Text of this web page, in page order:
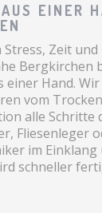
EINER
Stress, Zeit
Bergkirchen
einer Hand.
vom
alle Schritte
Fliesenleger
im Einklang
schneller